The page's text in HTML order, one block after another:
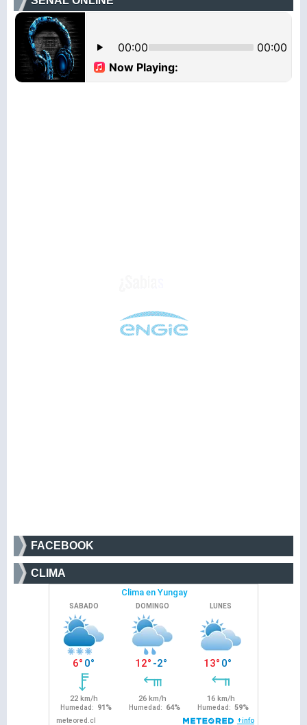
FACEBOOK
CLIMA